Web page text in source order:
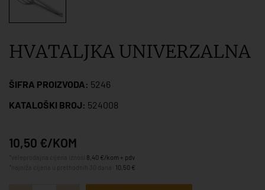
HVATALJKA UNIVERZALNA
ŠIFRA PROIZVODA: 5246
KATALOŠKI BROJ: 524008
10,50 €/KOM
8,40 €/kom + pdv
10,50 €